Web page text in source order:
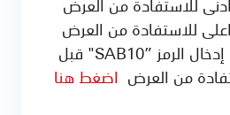
للاستفادة من العرض
على العميل إدخال الرمز ”SAB10" قبل
من العرض اضغط هنا